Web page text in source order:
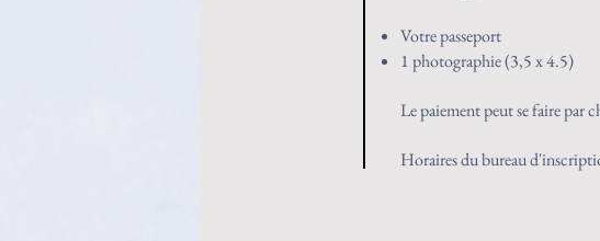
Votre passeport
1 photographie (3,5 x 4.5)
Le paiement peut se faire par
Horaires du bureau